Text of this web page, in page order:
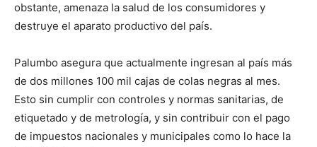
obstante, amenaza la salud de los consumidores y
destruye el aparato productivo del país.
Palumbo asegura que actualmente ingresan al país más
de dos millones 100 mil cajas de colas negras al mes.
Esto sin cumplir con controles y normas sanitarias, de
etiquetado y de metrología, y sin contribuir con el pago
de impuestos nacionales y municipales como lo hace la